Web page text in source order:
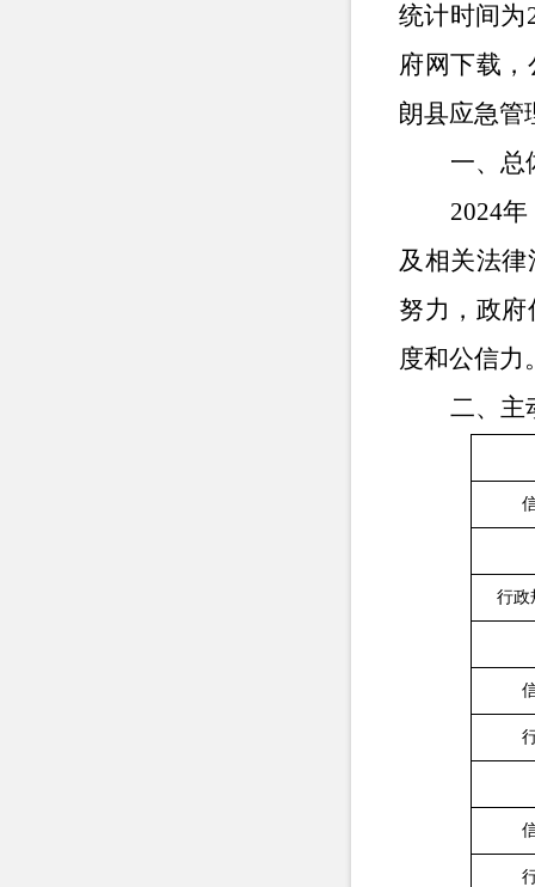
统计时间为
府网下载
朗县应急管
一、总
2024
及相关法
努力，政
度和公信力
二、主
行政